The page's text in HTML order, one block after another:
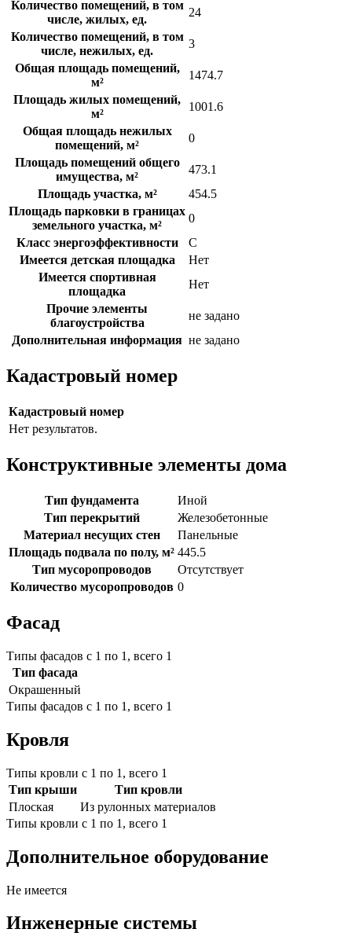
Количество помещений, в том
числе, жилых, ед.
24
Количество помещений, в том
числе, нежилых, ед.
3
Общая площадь помещений,
м²
1474.7
Площадь жилых помещений,
м²
1001.6
Общая площадь нежилых
помещений, м²
0
Площадь помещений общего
имущества, м²
473.1
Площадь участка, м²
454.5
Площадь парковки в границах
земельного участка, м²
0
Класс энергоэффективности
C
Имеется детская площадка
Нет
Имеется спортивная
площадка
Нет
Прочие элементы
благоустройства
не задано
Дополнительная информация не задано
Кадастровый номер
Кадастровый номер
Нет результатов.
Конструктивные элементы дома
Тип фундамента
Иной
Тип перекрытий
Железобетонные
Материал несущих стен
Панельные
Площадь подвала по полу, м² 445.5
Тип мусоропроводов
Отсутствует
Количество мусоропроводов 0
Фасад
Типы фасадов с 1 по 1, всего 1
Тип фасада
Окрашенный
Типы фасадов с 1 по 1, всего 1
Кровля
Типы кровли с 1 по 1, всего 1
Тип крыши
Тип кровли
Плоская
Из рулонных материалов
Типы кровли с 1 по 1, всего 1
Дополнительное оборудование
Не имеется
Инженерные системы